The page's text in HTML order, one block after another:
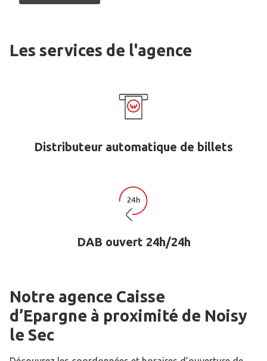
Les services de l'agence
Distributeur automatique de billets
DAB ouvert 24h/24h
Notre agence Caisse
d’Epargne à proximité de Noisy
le Sec